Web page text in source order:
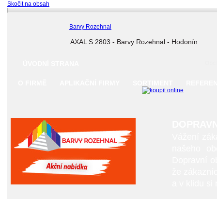
Skočit na obsah
Barvy Rozehnal
AXAL S 2803 - Barvy Rozehnal - Hodonín